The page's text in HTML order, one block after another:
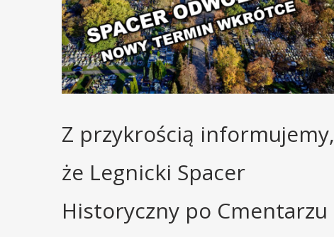
Z przykrością informujemy,
że Legnicki Spacer
Historyczny po Cmentarzu